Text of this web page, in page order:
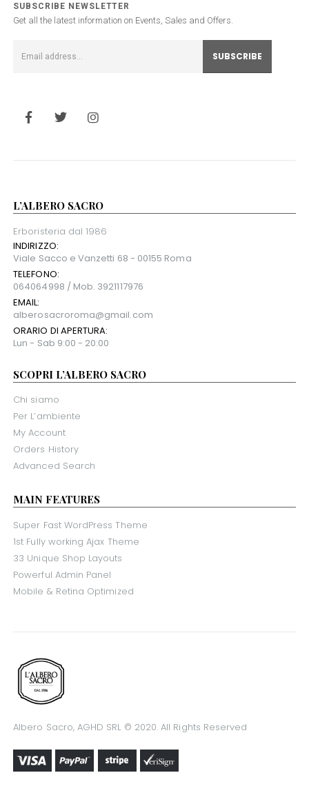
SUBSCRIBE NEWSLETTER
Get all the latest information on Events, Sales and Offers.
L’ALBERO SACRO
Erboristeria dal 1986
INDIRIZZO:
Viale Sacco e Vanzetti 68 - 00155 Roma
TELEFONO:
064064998 / Mob. 3921117976
EMAIL:
alberosacroroma@gmail.com
ORARIO DI APERTURA:
Lun - Sab 9:00 - 20:00
SCOPRI L’ALBERO SACRO
Chi siamo
Per L’ambiente
My Account
Orders History
Advanced Search
MAIN FEATURES
Super Fast WordPress Theme
1st Fully working Ajax Theme
33 Unique Shop Layouts
Powerful Admin Panel
Mobile & Retina Optimized
Albero Sacro, AGHD SRL © 2020. All Rights Reserved